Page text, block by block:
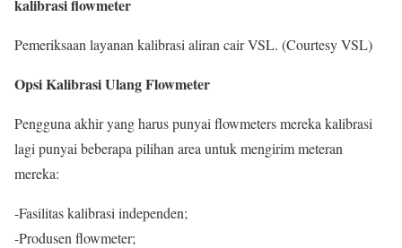
kalibrasi flowmeter
Pemeriksaan layanan kalibrasi aliran cair VSL. (Courtesy VSL)
Opsi Kalibrasi Ulang Flowmeter
Pengguna akhir yang harus punyai flowmeters mereka kalibrasi
lagi punyai beberapa pilihan area untuk mengirim meteran
mereka:
-Fasilitas kalibrasi independen;
-Produsen flowmeter;